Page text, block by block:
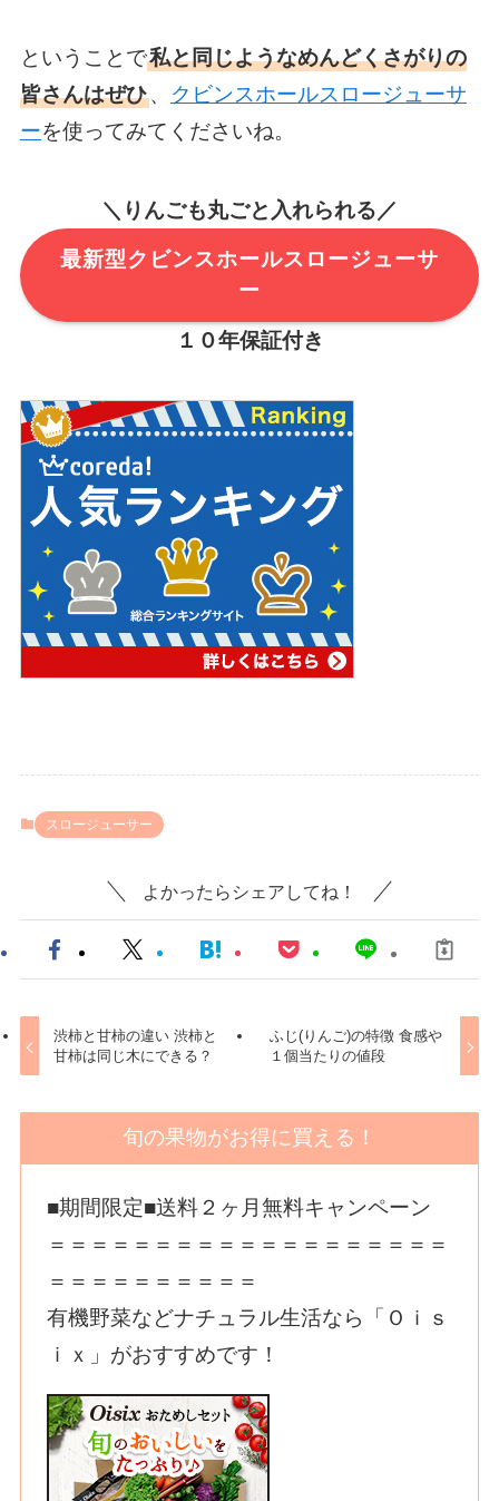
ということで私と同じようなめんどくさがりの
皆さんはぜひ、 クビンスホールスロージューサ
ーを使ってみてくださいね。
＼りんごも丸ごと入れられる／
最新型クビンスホールスロージューサ
ー
１０年保証付き
スロージューサー
よかったらシェアしてね！
渋柿と甘柿の違い 渋柿と
甘柿は同じ木にできる？
ふじ(りんご)の特徴 食感や
１個当たりの値段
旬の果物がお得に買える！
■期間限定■送料２ヶ月無料キャンペーン
＝＝＝＝＝＝＝＝＝＝＝＝＝＝＝＝＝＝＝
＝＝＝＝＝＝＝＝＝＝
有機野菜などナチュラル生活なら「Ｏｉｓ
ｉｘ」がおすすめです！